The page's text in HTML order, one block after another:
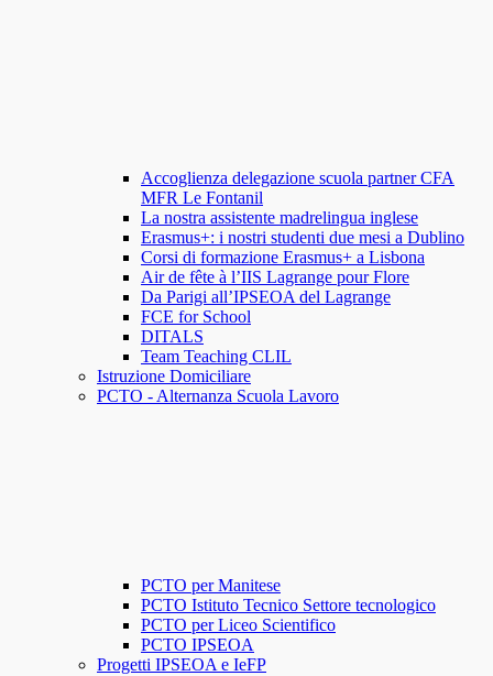
Accoglienza delegazione scuola partner CFA
MFR Le Fontanil
La nostra assistente madrelingua inglese
Erasmus+: i nostri studenti due mesi a Dublino
Corsi di formazione Erasmus+ a Lisbona
Air de fête à l’IIS Lagrange pour Flore
Da Parigi all’IPSEOA del Lagrange
FCE for School
DITALS
Team Teaching CLIL
Istruzione Domiciliare
PCTO - Alternanza Scuola Lavoro
PCTO per Manitese
PCTO Istituto Tecnico Settore tecnologico
PCTO per Liceo Scientifico
PCTO IPSEOA
Progetti IPSEOA e IeFP